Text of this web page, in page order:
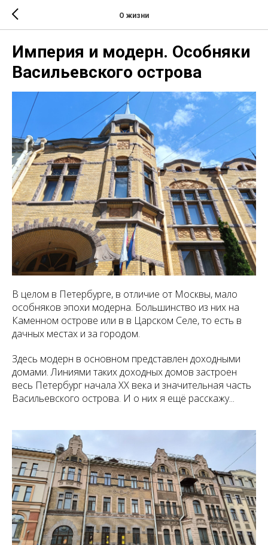
О жизни
Империя и модерн. Особняки
Васильевского острова
В целом в Петербурге, в отличие от Москвы, мало
особняков эпохи модерна. Большинство из них на
Каменном острове или в в Царском Селе, то есть в
дачных местах и за городом.
Здесь модерн в основном представлен доходными
домами. Линиями таких доходных домов застроен
весь Петербург начала XX века и значительная часть
Васильевского острова. И о них я ещё расскажу...